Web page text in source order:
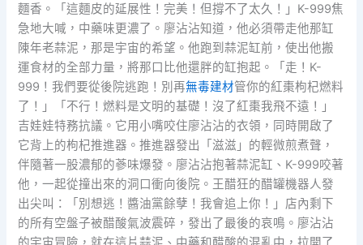
麵香。「這麵皮的延展性！完美！但撐不了太久！」K-999焦
急地大喊，中藥味更濃了。廖沾沾知道，他必須帶走他那缸
陳年老蒜泥，那是宇宙的希望。他跑到蒜泥缸前，使出他搬
運食材的全部力量，將那口比他還胖的缸抱起。「走！K-
999！我們要從後院逃跑！別再無毒建材管你的紅棗枸杞燃料
了！」「不行！燃料是文明的基礎！沒了紅棗我飛不遠！」
吉娃娃特務抗議。它用小嘴咬住廖沾沾的衣領，同時開啟了
它背上的枸杞推進器。推進器發出「滋滋」的輕微煎煮聲，
伴隨著一股濃郁的蔘味爆發。廖沾沾抱著蒜泥缸、K-999咬著
他，一起從撞出來的洞口衝向後院。王醋狂的醋罐機器人發
出尖叫：「別想逃！醬油黨餘孽！我會追上你！」店內剩下
的所有空盤子被醋酸氣波震碎，發出了最後的哀鳴。廖沾沾